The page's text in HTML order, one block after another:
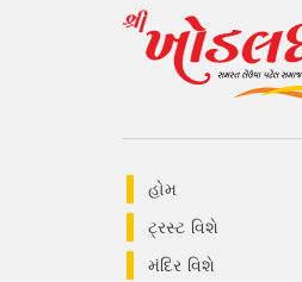
હોમ
ટ્રસ્ટ વિશે
મંદિર વિશે